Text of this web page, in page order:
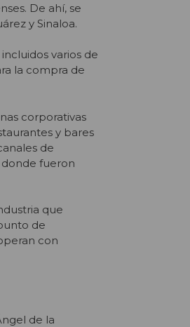
De ahí, se
y Sinaloa.
varios de
la compra de
corporativas
y bares
de
donde fueron
que
de
con
de la